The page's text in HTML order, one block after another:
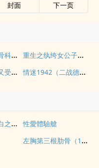
封面 下一页
《玉壶传》（骨科）（兄妹）（np）
重生之纨绔女公子（NPH）
姜赞容她受苦又受难（NPH） 情迷1942（二战德国）
替身演员的洗白之路(nph) 性愛體驗艙
左胸第三根肋骨（1v1伪骨性虐强制）